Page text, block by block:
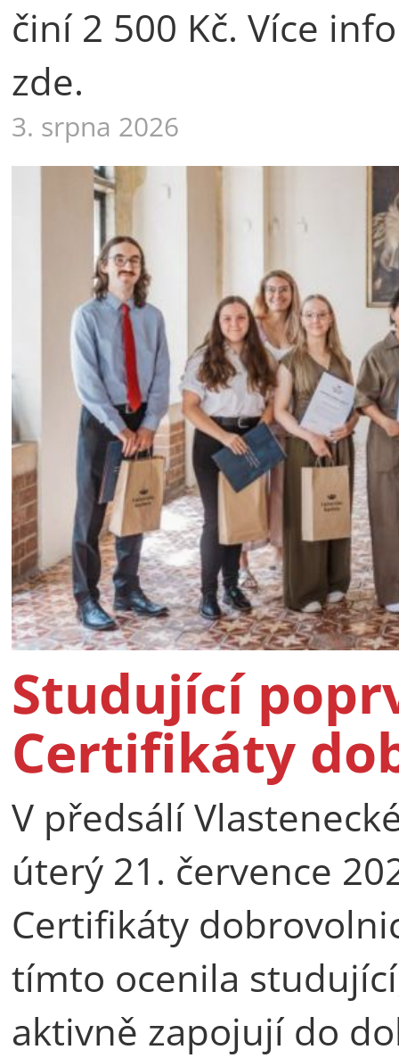
činí 2 500 Kč. Více
zde.
3. srpna 2026
Studující
Certifikáty
V předsálí
úterý 21. července
Certifikáty
tímto ocenila
aktivně zapojují do